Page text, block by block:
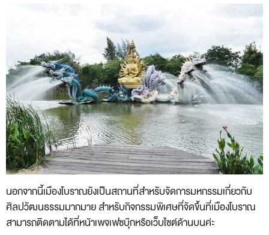
นอกจากนี้เมืองโบราณยังเป็นสถานที่สำหรับจัดการมหกรรมเกี่ยวกับ
ศิลปวัฒนธรรมมากมาย สำหรับกิจกรรมพิเศษที่จัดขึ้นที่เมืองโบราณ
สามารถติดตามได้ที่หน้าเพจเฟซบุ๊กหรือเว็บไซต์ด้านบนค่ะ